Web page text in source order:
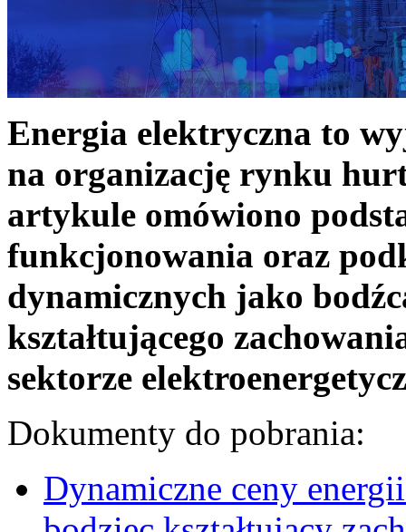
Energia elektryczna to
na organizację rynku
artykule omówiono
funkcjonowania oraz
dynamicznych jako
kształtującego
sektorze
Dokumenty do pobrania:
Dynamiczne ceny